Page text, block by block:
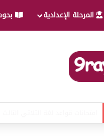
المرحلة الإعدادية